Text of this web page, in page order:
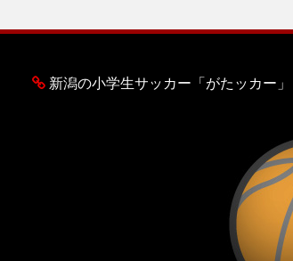
新潟の小学生サッカー「がたッカー」